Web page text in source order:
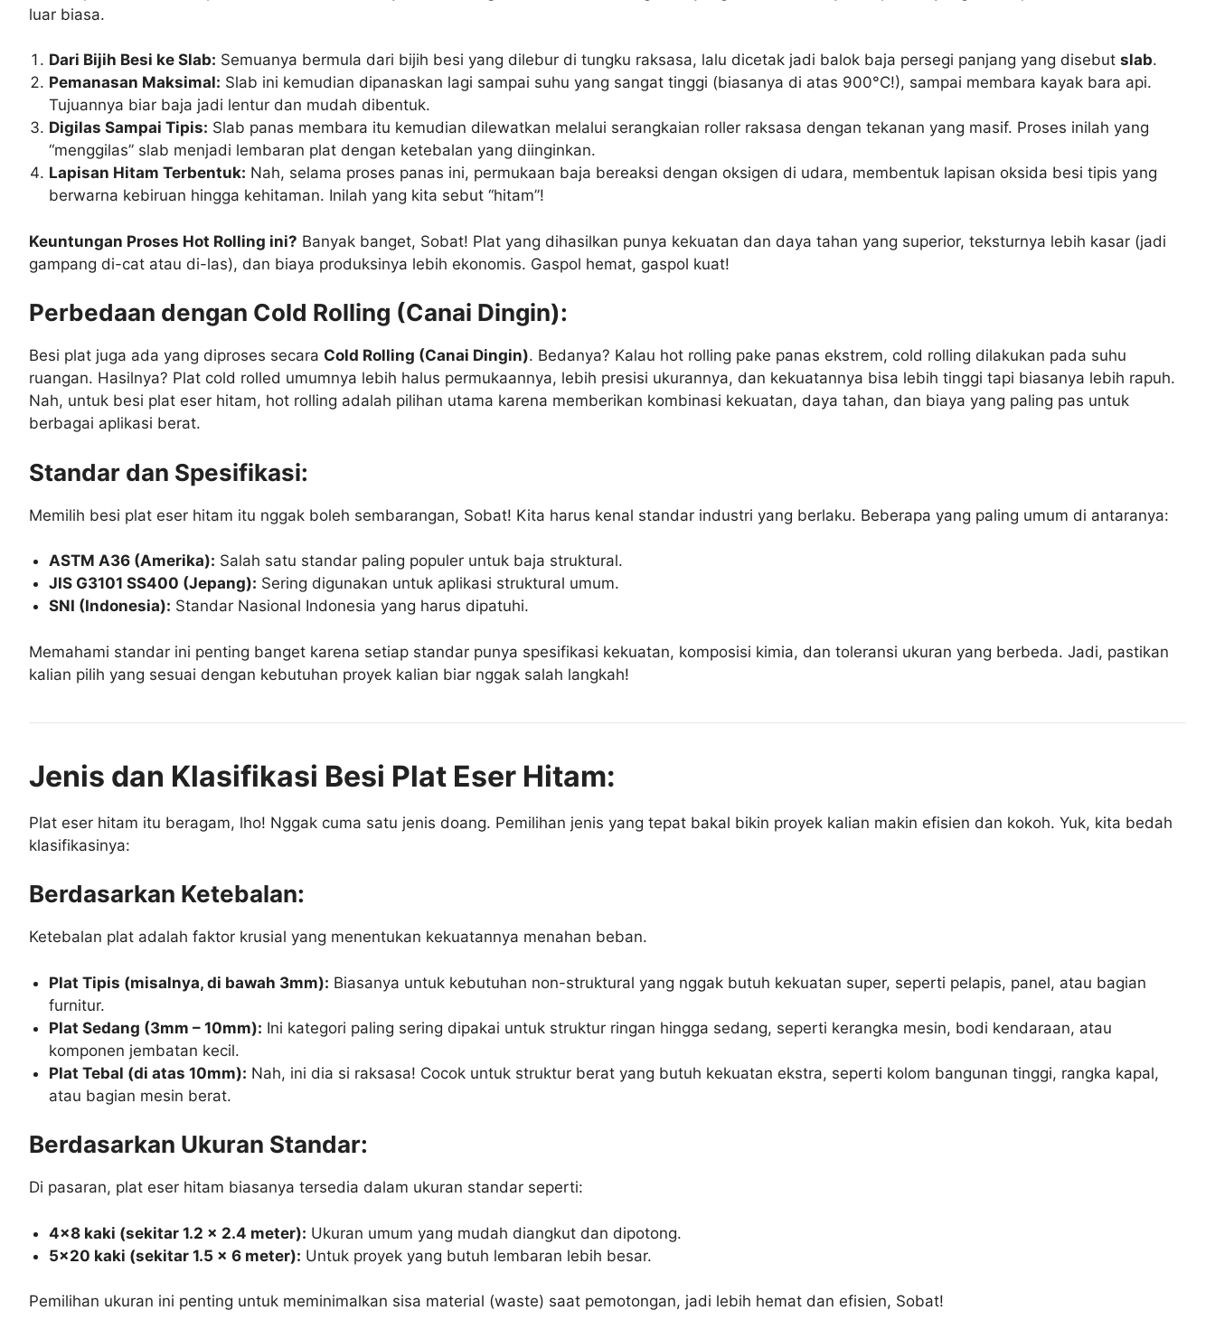
luar biasa.
Dari Bijih Besi ke Slab: Semuanya bermula dari bijih besi yang dilebur di tungku raksasa, lalu dicetak jadi balok baja persegi panjang yang disebutslab.
Pemanasan Maksimal: Slab ini kemudian dipanaskan lagi sampai suhu yang sangat tinggi (biasanya di atas 900°C!), sampai membara kayak bara api.
Tujuannya biar baja jadi lentur dan mudah dibentuk.
Digilas Sampai Tipis: Slab panas membara itu kemudian dilewatkan melalui serangkaian roller raksasa dengan tekanan yang masif. Proses inilah yang
“menggilas” slab menjadi lembaran plat dengan ketebalan yang diinginkan.
Lapisan Hitam Terbentuk: Nah, selama proses panas ini, permukaan baja bereaksi dengan oksigen di udara, membentuk lapisan oksida besi tipis yang
berwarna kebiruan hingga kehitaman. Inilah yang kita sebut “hitam”!
Keuntungan Proses Hot Rolling ini? Banyak banget, Sobat! Plat yang dihasilkan punya kekuatan dan daya tahan yang superior, teksturnya lebih kasar (jadi
gampang di-cat atau di-las), dan biaya produksinya lebih ekonomis. Gaspol hemat, gaspol kuat!
Perbedaan dengan Cold Rolling (Canai Dingin):
Besi plat juga ada yang diproses secara Cold Rolling (Canai Dingin). Bedanya? Kalau hot rolling pake panas ekstrem, cold rolling dilakukan pada suhu
ruangan. Hasilnya? Plat cold rolled umumnya lebih halus permukaannya, lebih presisi ukurannya, dan kekuatannya bisa lebih tinggi tapi biasanya lebih rapuh.
Nah, untuk besi plat eser hitam, hot rolling adalah pilihan utama karena memberikan kombinasi kekuatan, daya tahan, dan biaya yang paling pas untuk
berbagai aplikasi berat.
Standar dan Spesifikasi:
Memilih besi plat eser hitam itu nggak boleh sembarangan, Sobat! Kita harus kenal standar industri yang berlaku. Beberapa yang paling umum di antaranya:
ASTM A36 (Amerika): Salah satu standar paling populer untuk baja struktural.
JIS G3101 SS400 (Jepang): Sering digunakan untuk aplikasi struktural umum.
SNI (Indonesia): Standar Nasional Indonesia yang harus dipatuhi.
Memahami standar ini penting banget karena setiap standar punya spesifikasi kekuatan, komposisi kimia, dan toleransi ukuran yang berbeda. Jadi, pastikan
kalian pilih yang sesuai dengan kebutuhan proyek kalian biar nggak salah langkah!
Jenis dan Klasifikasi Besi Plat Eser Hitam:
Plat eser hitam itu beragam, lho! Nggak cuma satu jenis doang. Pemilihan jenis yang tepat bakal bikin proyek kalian makin efisien dan kokoh. Yuk, kita bedah
klasifikasinya:
Berdasarkan Ketebalan:
Ketebalan plat adalah faktor krusial yang menentukan kekuatannya menahan beban.
Plat Tipis (misalnya, di bawah 3mm): Biasanya untuk kebutuhan non-struktural yang nggak butuh kekuatan super, seperti pelapis, panel, atau bagian
furnitur.
Plat Sedang (3mm – 10mm): Ini kategori paling sering dipakai untuk struktur ringan hingga sedang, seperti kerangka mesin, bodi kendaraan, atau
komponen jembatan kecil.
Plat Tebal (di atas 10mm): Nah, ini dia si raksasa! Cocok untuk struktur berat yang butuh kekuatan ekstra, seperti kolom bangunan tinggi, rangka kapal,
atau bagian mesin berat.
Berdasarkan Ukuran Standar:
Di pasaran, plat eser hitam biasanya tersedia dalam ukuran standar seperti:
4×8 kaki (sekitar 1.2 x 2.4 meter): Ukuran umum yang mudah diangkut dan dipotong.
5×20 kaki (sekitar 1.5 x 6 meter): Untuk proyek yang butuh lembaran lebih besar.
Pemilihan ukuran ini penting untuk meminimalkan sisa material (waste) saat pemotongan, jadi lebih hemat dan efisien, Sobat!